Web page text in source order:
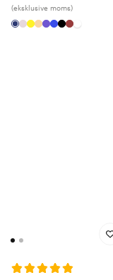
(eksklusive moms)